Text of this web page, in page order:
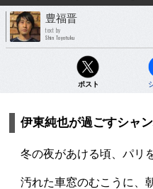
豊福晋
text by
Shin Toyofuku
ポスト
伊東純也が過ごすシャ
冬の夜があける頃、パリ
汚れた車窓のむこうに、